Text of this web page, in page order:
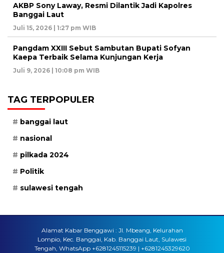
AKBP Sony Laway, Resmi Dilantik Jadi Kapolres
Banggai Laut
Juli 15, 2026 | 1:27 pm WIB
Pangdam XXIII Sebut Sambutan Bupati Sofyan
Kaepa Terbaik Selama Kunjungan Kerja
Juli 9, 2026 | 10:08 pm WIB
TAG TERPOPULER
banggai laut
nasional
pilkada 2024
Politik
sulawesi tengah
Alamat Kabar Benggawi : Jl. Mbeang, Kelurahan
Lompio, Kec. Banggai, Kab. Banggai Laut, Sulawesi
Tengah, WhatsApp +6281245115239 | +6281245329620